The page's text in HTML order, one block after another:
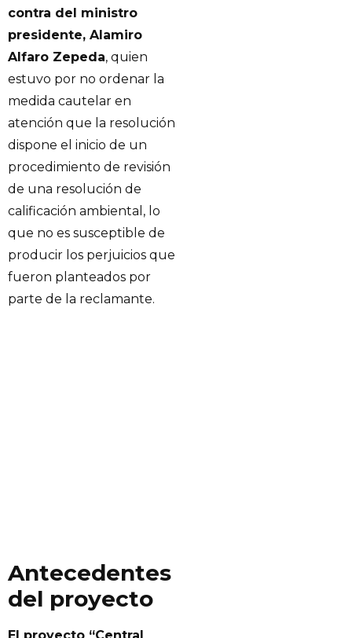
contra del ministro
presidente, Alamiro
Alfaro Zepeda, quien
estuvo por no ordenar la
medida cautelar en
atención que la resolución
dispone el inicio de un
procedimiento de revisión
de una resolución de
calificación ambiental, lo
que no es susceptible de
producir los perjuicios que
fueron planteados por
parte de la reclamante.
Antecedentes
del proyecto
El proyecto “Central